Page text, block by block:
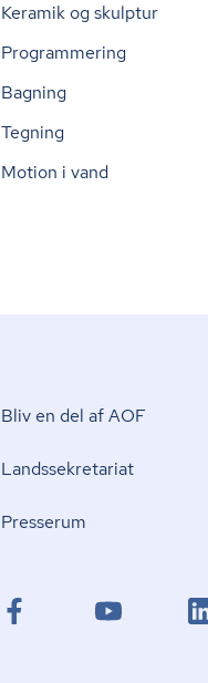
Keramik og skulptur
Programmering
Bagning
Tegning
Motion i vand
Bliv en del af AOF
Lands­se­kre­ta­ri­at
Presserum